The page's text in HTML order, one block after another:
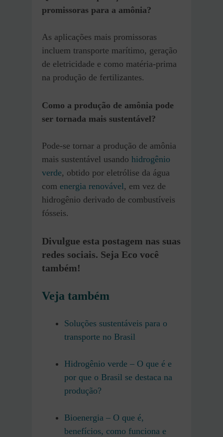
promissoras para a amônia?
As aplicações mais promissoras
incluem transporte marítimo, geração
de eletricidade e como matéria-prima
na produção de fertilizantes.
Como a produção de amônia pode
ser tornada mais sustentável?
Pode-se tornar a produção de amônia
mais sustentável usando hidrogênio
verde, obtido por eletrólise da água
com energia renovável, em vez de
hidrogênio derivado de combustíveis
fósseis.
Divulgue esta postagem nas suas
redes sociais. Seja Eco você
também!
Veja também
Soluções sustentáveis para o
transporte no Brasil
Hidrogênio verde – O que é e
por que o Brasil se destaca na
produção?
Bioenergia – O que é,
benefícios, como funciona e